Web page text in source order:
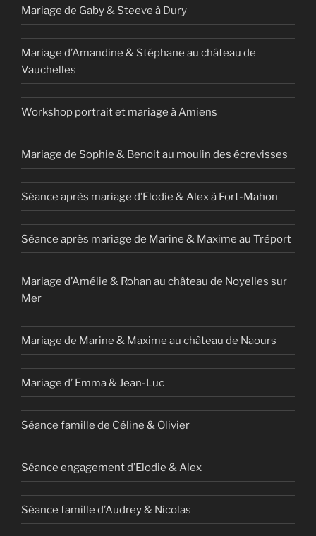
Mariage de Gaby & Steeve à Dury
Mariage d’Amandine & Stéphane au château de
Vauchelles
Workshop portrait et mariage à Amiens
Mariage de Sophie & Benoit au moulin des écrevisses
Séance après mariage d’Elodie & Alex à Fort-Mahon
Séance après mariage de Marine & Maxime au Tréport
Mariage d’Amélie & Rohan au château de Noyelles sur
Mer
Mariage de Marine & Maxime au château de Naours
Mariage d’ Emma & Jean-Luc
Séance famille de Céline & Olivier
Séance engagement d’Elodie & Alex
Séance famille d’Audrey & Nicolas